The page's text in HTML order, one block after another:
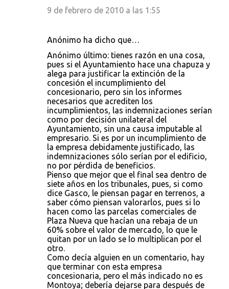
9 de febrero de 2010 a las 1:55
Anónimo ha dicho que…
Anónimo último: tienes razón en una cosa,
pues si el Ayuntamiento hace una chapuza y
alega para justificar la extinción de la
concesión el incumplimiento del
concesionario, pero sin los informes
necesarios que acrediten los
incumplimientos, las indemnizaciones serían
como por decisión unilateral del
Ayuntamiento, sin una causa imputable al
empresario. Si es por un incumplimiento de
la empresa debidamente justificado, las
indemnizaciones sólo serían por el edificio,
no por pérdida de beneficios.
Pienso que mejor que el final sea dentro de
siete años en los tribunales, pues, si como
dice Gasco, le piensan pagar en terrenos, a
saber cómo piensan valorarlos, pues si lo
hacen como las parcelas comerciales de
Plaza Nueva que hacían una rebaja de un
60% sobre el valor de mercado, lo que le
quitan por un lado se lo multiplican por el
otro.
Como decía alguien en un comentario, hay
que terminar con esta empresa
concesionaria, pero el más indicado no es
Montoya; debería dejarse para después de